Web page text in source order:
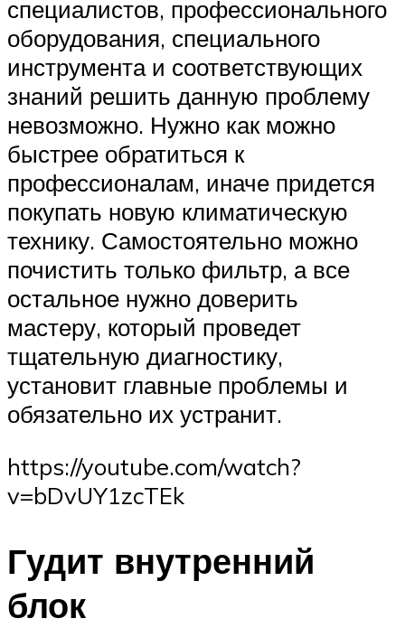
специалистов, профессионального
оборудования, специального
инструмента и соответствующих
знаний решить данную проблему
невозможно. Нужно как можно
быстрее обратиться к
профессионалам, иначе придется
покупать новую климатическую
технику. Самостоятельно можно
почистить только фильтр, а все
остальное нужно доверить
мастеру, который проведет
тщательную диагностику,
установит главные проблемы и
обязательно их устранит.
https://youtube.com/watch?
v=bDvUY1zcTEk
Гудит внутренний
блок